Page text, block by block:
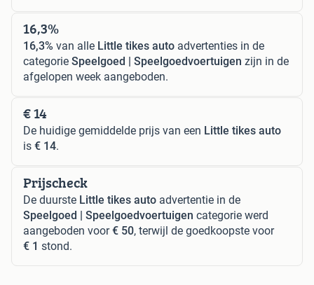
16,3%
16,3% van alle Little tikes auto advertenties in de
categorie Speelgoed | Speelgoedvoertuigen zijn in de
afgelopen week aangeboden.
€ 14
De huidige gemiddelde prijs van een Little tikes auto
is € 14.
Prijscheck
De duurste Little tikes auto advertentie in de
Speelgoed | Speelgoedvoertuigen categorie werd
aangeboden voor€ 50, terwijl de goedkoopste voor
€ 1 stond.